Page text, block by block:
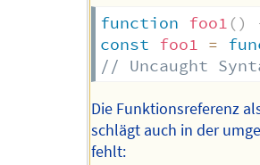
function foo1 ()
const foo1 =
// Uncaught
Die Funktionsreferenz
schlägt auch in der
fehlt: